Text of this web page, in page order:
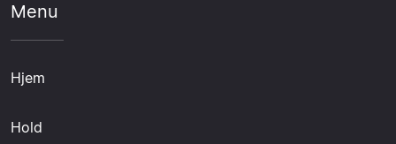
Menu
Hjem
Hold